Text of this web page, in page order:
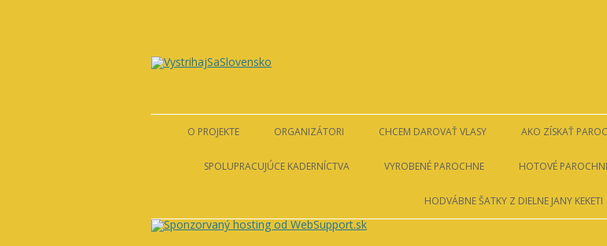
VystrihajSaSlovensko
obsah
O PROJEKTE ORGANIZÁTORI
LIGA PROTI RAKOVINE
CHCEM DAROVAŤ VLASY
PODMIENKY DAROVANIA
SOM Z BRATISLAVY
AKO ZÍSKAŤ
AKO ZÍSKAŤ
SPOLUPRACUJÚCE KADERNÍCTVA VYROBENÉ PAROCHNE HOTOVÉ
HODVÁBNE ŠATKY Z DIELNE JANY KEKETI